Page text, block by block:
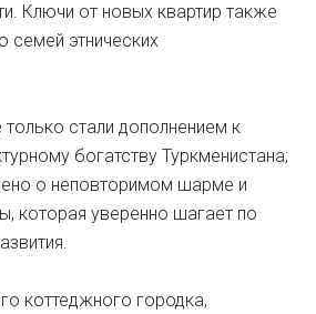
Ключи от новых квартир также
семей этнических
стали дополнением к
богатству Туркменистана;
о неповторимом шарме и
которая уверенно шагает по
коттеджного городка,